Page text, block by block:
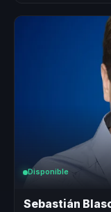
Disponible
Sebastián